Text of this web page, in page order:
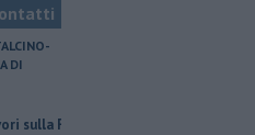
DI
Firenze-Roma, i treni cambiano orario